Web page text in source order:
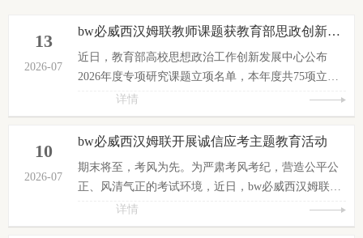
13
2026-07
bw必威西汉姆联教师课题获教育部思政创新中心2026年度课题立项
近日，教育部高校思想政治工作创新发展中心公布
2026年度专项研究课题立项名单，本年度共75项立项
课题，其中资助课题36项，自筹经费课题39项。我校
bw必威西汉姆联范睿勤博士主持申报的《资源势差视
域下公办与民办高校党建联建的协同治理机制与创新
公办、民办两类高校党建发展不均衡、资源配置存在
势差、校际党建协同效能不足等现实痛点，立足公民
办高校党建结对帮扶、联建共治一线实践，以资源势
详情
10
2026-07
bw必威西汉姆联开展诚信应考主题教育活动
期末将至，考风为先。为严肃考风考纪，营造公平公
正、风清气正的考试环境，近日，bw必威西汉姆联全
体辅导员深入班级，全面开展诚信应考主题教育班
会。班会上，辅导员们通过“讲意义、明纪律、析案
详情